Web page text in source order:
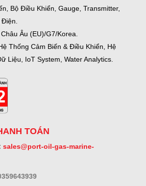
Bộ Điều Khiển, Gauge, Transmitter,
Âu (EU)/G7/Korea.
Thống Cảm Biến & Điều Khiển, Hệ
Liệu, IoT System, Water Analytics.
TOÁN
sales@port-oil-gas-marine-